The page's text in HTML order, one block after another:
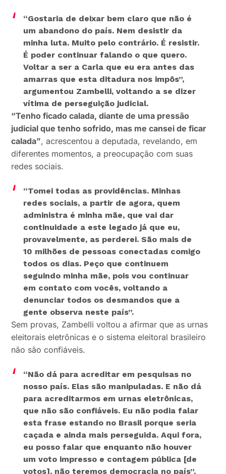
“Gostaria de deixar bem claro que não é
um abandono do país. Nem desistir da
minha luta. Muito pelo contrário. É resistir.
É poder continuar falando o que quero.
Voltar a ser a Carla que eu era antes das
amarras que esta ditadura nos impôs”,
argumentou Zambelli, voltando a se dizer
vítima de perseguição judicial.
“Tenho ficado calada, diante de uma pressão
judicial que tenho sofrido, mas me cansei de ficar
calada”, acrescentou a deputada, revelando, em
diferentes momentos, a preocupação com suas
redes sociais.
“Tomei todas as providências. Minhas
redes sociais, a partir de agora, quem
administra é minha mãe, que vai dar
continuidade a este legado já que eu,
provavelmente, as perderei. São mais de
10 milhões de pessoas conectadas comigo
todos os dias. Peço que continuem
seguindo minha mãe, pois vou continuar
em contato com vocês, voltando a
denunciar todos os desmandos que a
gente observa neste país”.
Sem provas, Zambelli voltou a afirmar que as urnas
eleitorais eletrônicas e o sistema eleitoral brasileiro
não são confiáveis.
“Não dá para acreditar em pesquisas no
nosso país. Elas são manipuladas. E não dá
para acreditarmos em urnas eletrônicas,
que não são confiáveis. Eu não podia falar
esta frase estando no Brasil porque seria
caçada e ainda mais perseguida. Aqui fora,
eu posso falar que enquanto não houver
um voto impresso e contagem pública [de
votos], não teremos democracia no país”,